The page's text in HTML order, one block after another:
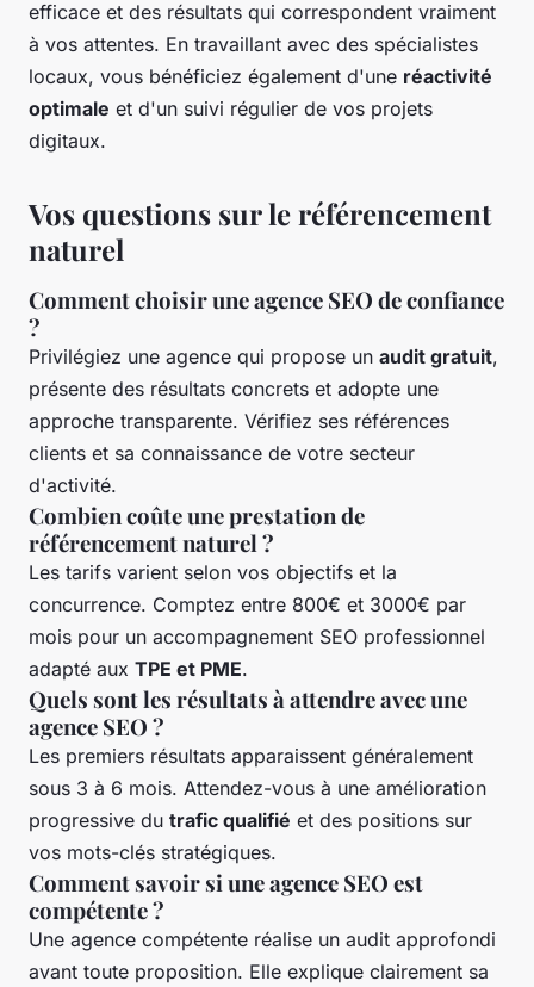
efficace et des résultats qui correspondent vraiment
à vos attentes. En travaillant avec des spécialistes
locaux, vous bénéficiez également d'une réactivité
optimale et d'un suivi régulier de vos projets
digitaux.
Vos questions sur le référencement
naturel
Comment choisir une agence SEO de confiance
?
Privilégiez une agence qui propose un audit gratuit,
présente des résultats concrets et adopte une
approche transparente. Vérifiez ses références
clients et sa connaissance de votre secteur
d'activité.
Combien coûte une prestation de
référencement naturel ?
Les tarifs varient selon vos objectifs et la
concurrence. Comptez entre 800€ et 3000€ par
mois pour un accompagnement SEO professionnel
adapté aux TPE et PME.
Quels sont les résultats à attendre avec une
agence SEO ?
Les premiers résultats apparaissent généralement
sous 3 à 6 mois. Attendez-vous à une amélioration
progressive du trafic qualifié et des positions sur
vos mots-clés stratégiques.
Comment savoir si une agence SEO est
compétente ?
Une agence compétente réalise un audit approfondi
avant toute proposition. Elle explique clairement sa